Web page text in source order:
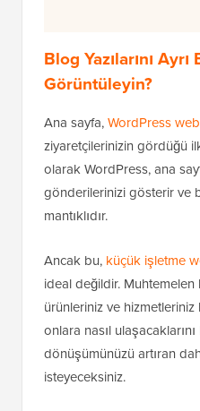
Blog Yazılarını
Görüntüleyin?
Ana sayfa,WordPress
ziyaretçilerinizin gördüğü
olarak WordPress, ana
gönderilerinizi gösterir ve
mantıklıdır.
Ancak bu, küçük işletme
ideal değildir. Muhtemelen
ürünleriniz ve
onlara nasıl
dönüşümünüzü artıran
isteyeceksiniz.